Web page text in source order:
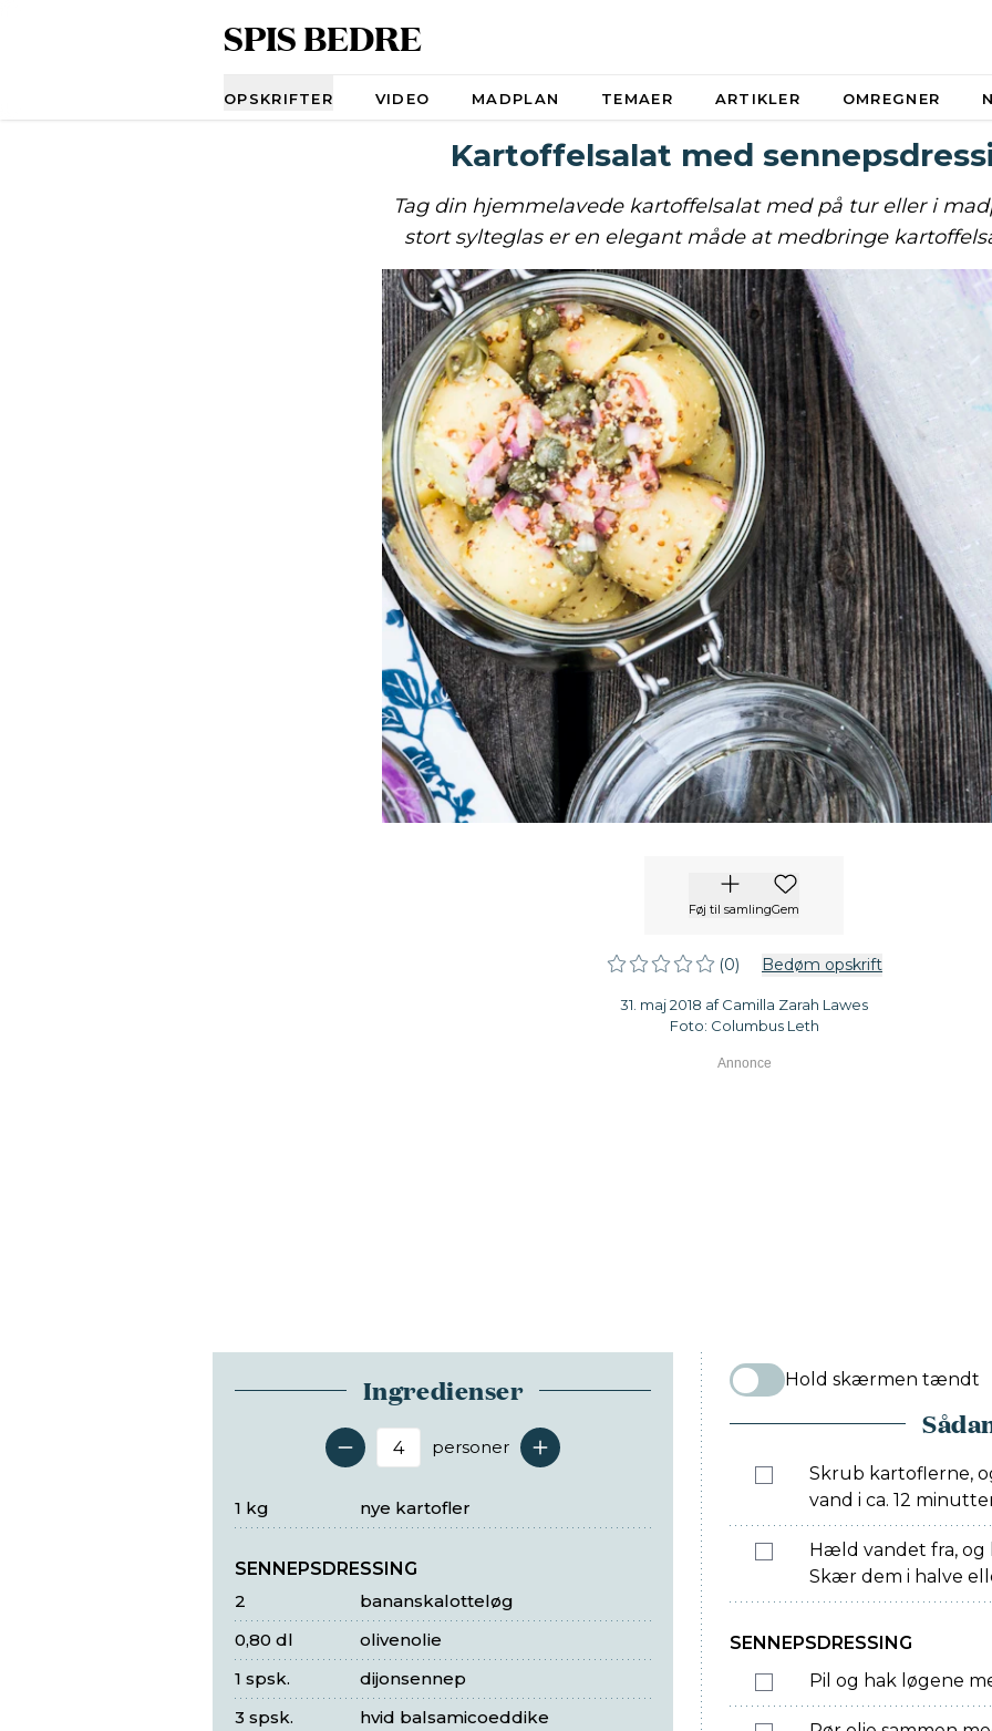
SPIS BEDRE
OPSKRIFTER VIDEO MADPLAN TEMAER ARTIKLER OMREGNER
Kartoffelsalat med
Tag din hjemmelavede kartoffelsalat med på tur eller i
stort sylteglas er en elegant måde at medbringe
Føj til samlingGem
(0) Bedøm opskrift
31. maj 2018 af Camilla Zarah Lawes
Foto: Columbus Leth
Ingredienser
Antal serveringer
personer
nye kartofler
1 kg
SENNEPSDRESSING
bananskalotteløg
2
olivenolie
0,80 dl
dijonsennep
1 spsk.
hvid balsamicoeddike
3 spsk.
Hold skærmen tændt
Skrub kartoflerne,
vand i ca. 12
Hæld vandet fra, og
Skær dem i halve
SENNEPSDRESSING
Pil og hak løgene